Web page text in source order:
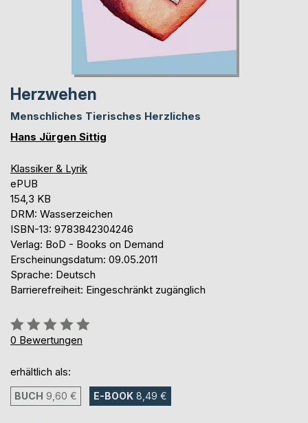
Herzwehen
Menschliches Tierisches Herzliches
Hans Jürgen Sittig
Klassiker & Lyrik
ePUB
154,3 KB
DRM: Wasserzeichen
ISBN-13: 9783842304246
Verlag: BoD - Books on Demand
Erscheinungsdatum: 09.05.2011
Sprache: Deutsch
Barrierefreiheit: Eingeschränkt zugänglich
Bewertung::
0%
0 Bewertungen
erhältlich als:
BUCH 9,60 € E-BOOK 8,49 €